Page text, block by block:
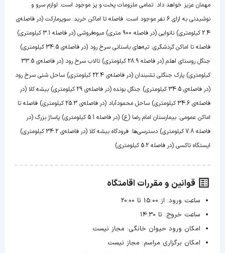
مهمان عزیز خواهد داد. تمامی ملزومات پخت و پز موجود است. لوازم سرو و
نوشیدنی به ازای 6 نفر موجود است. فاصله تا اماکن خرید: سوپرمارکت (در فاصله‌ی
2.4 کیلومتری) نانوایی (در فاصله 900 متری) میوه‌فروشی (در فاصله 3.1 کیلومتری)
فاصله تا اماکن گردشگری: تپه‌های باستانی سرخ رود (در فاصله‌ی 34.5 کیلومتری)
جنگل روستای اهلم (در فاصله 28.9 کیلومتری) تالاب سرخ رود (در فاصله‌ی 33.5
کیلومتری) پارک جنگلی تشبندان (در فاصله‌ی 22.4 کیلومتری) ساحل شنی سرخ رود
(در فاصله‌ی 34.5 کیلومتری) جنگل بونده (در فاصله‌ی 29 کیلومتری) بیشه کلا (در
فاصله‌ی 34.6 کیلومتری) ساحل محمودآباد (در فاصله‌ی 25.3 کیلومتری) فاصله تا
اماکن عمومی: بیمارستان امام رضا (ع) (در فاصله 5.1 کیلومتری) پاساژ بزرگ (در
فاصله 7.8 کیلومتری) دسترسی‌ها: فرودگاه بیشه کلا (در فاصله‌ی 34.2 کیلومتری)
ایستگاه تاکسی (در فاصله 5.2 کیلومتری)
قوانین و مقررات اقامتگاه
ساعت ورود: از 15:00 تا 20:00
ساعت خروج: تا 14:30
امکان ورود حیوان خانگی: مجاز نیست
امکان برگزاری مراسم: مجاز نیست